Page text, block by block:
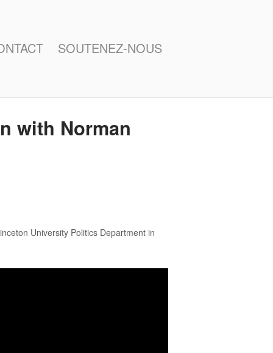
SOUTENEZ-NOUS
with Norman
University Politics Department in